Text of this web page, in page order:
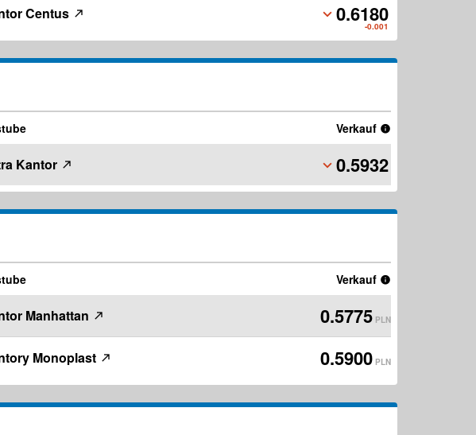
Centus 0.6180
-0.001
Verkauf
Kantor 0.5932
Verkauf
Manhattan 0.5775 PLN
Monoplast 0.5900 PLN